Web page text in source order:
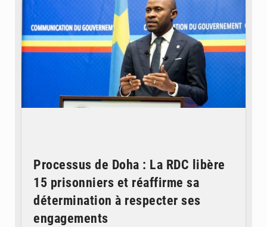
Processus de Doha : La RDC libère
15 prisonniers et réaffirme sa
détermination à respecter ses
engagements